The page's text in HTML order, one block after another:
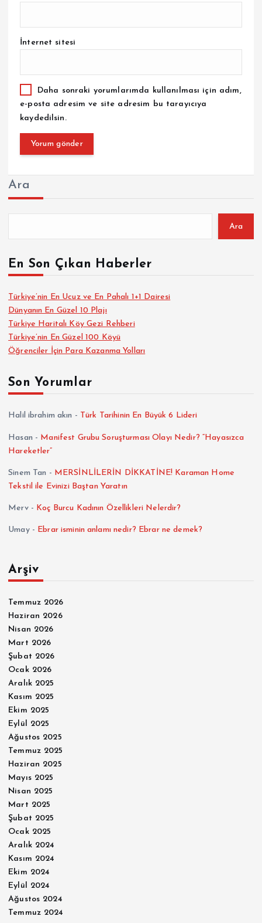
İnternet sitesi
Daha sonraki yorumlarımda kullanılması için adım,
e-posta adresim ve site adresim bu tarayıcıya
kaydedilsin.
Ara
Ara
En Son Çıkan Haberler
Türkiye’nin En Ucuz ve En Pahalı 1+1 Dairesi
Dünyanın En Güzel 10 Plajı
Türkiye Haritalı Köy Gezi Rehberi
Türkiye’nin En Güzel 100 Köyü
Öğrenciler İçin Para Kazanma Yolları
Son Yorumlar
Halil ibrahim akın - Türk Tarihinin En Büyük 6 Lideri
Hasan - Manifest Grubu Soruşturması Olayı Nedir? “Hayasızca
Hareketler”
Sinem Tan - MERSİNLİLERİN DİKKATİNE! Karaman Home
Tekstil ile Evinizi Baştan Yaratın
Merv- Koç Burcu Kadının Özellikleri Nelerdir?
Umay- Ebrar isminin anlamı nedir? Ebrar ne demek?
Arşiv
Temmuz 2026
Haziran 2026
Nisan 2026
Mart 2026
Şubat 2026
Ocak 2026
Aralık 2025
Kasım 2025
Ekim 2025
Eylül 2025
Ağustos 2025
Temmuz 2025
Haziran 2025
Mayıs 2025
Nisan 2025
Mart 2025
Şubat 2025
Ocak 2025
Aralık 2024
Kasım 2024
Ekim 2024
Eylül 2024
Ağustos 2024
Temmuz 2024